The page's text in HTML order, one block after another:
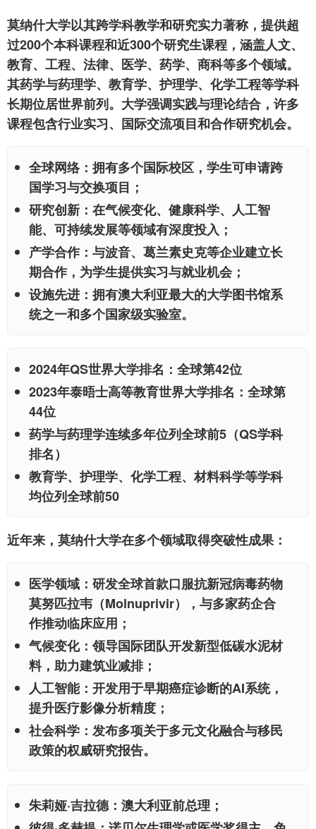
莫纳什大学以其跨学科教学和研究实力著称，提供超
过200个本科课程和近300个研究生课程，涵盖人文、
教育、工程、法律、医学、药学、商科等多个领域。
其药学与药理学、教育学、护理学、化学工程等学科
长期位居世界前列。大学强调实践与理论结合，许多
课程包含行业实习、国际交流项目和合作研究机会。
全球网络：拥有多个国际校区，学生可申请跨
国学习与交换项目；
研究创新：在气候变化、健康科学、人工智
能、可持续发展等领域有深度投入；
产学合作：与波音、葛兰素史克等企业建立长
期合作，为学生提供实习与就业机会；
设施先进：拥有澳大利亚最大的大学图书馆系
统之一和多个国家级实验室。
2024年QS世界大学排名：全球第42位
2023年泰晤士高等教育世界大学排名：全球第
44位
药学与药理学连续多年位列全球前5（QS学科
排名）
教育学、护理学、化学工程、材料科学等学科
均位列全球前50
近年来，莫纳什大学在多个领域取得突破性成果：
医学领域：研发全球首款口服抗新冠病毒药物
莫努匹拉韦（Molnuprivir），与多家药企合
作推动临床应用；
气候变化：领导国际团队开发新型低碳水泥材
料，助力建筑业减排；
人工智能：开发用于早期癌症诊断的AI系统，
提升医疗影像分析精度；
社会科学：发布多项关于多元文化融合与移民
政策的权威研究报告。
朱莉娅·吉拉德：澳大利亚前总理；